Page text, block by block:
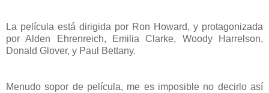
La película está dirigida por Ron Howard, y protagonizada
por Alden Ehrenreich, Emilia Clarke, Woody Harrelson,
Donald Glover, y Paul Bettany.
Menudo sopor de película, me es imposible no decirlo así